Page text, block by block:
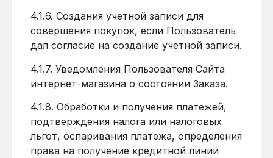
4.1.6. Создания учетной записи для
совершения покупок, если Пользователь
дал согласие на создание учетной записи.
4.1.7. Уведомления Пользователя Сайта
интернет-магазина о состоянии Заказа.
4.1.8. Обработки и получения платежей,
подтверждения налога или налоговых
льгот, оспаривания платежа, определения
права на получение кредитной линии